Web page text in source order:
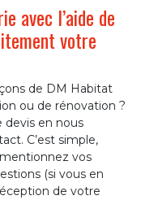
avec l’aide de
votre
de DM Habitat
ou de rénovation ?
devis en nous
C’est simple,
vos
(si vous en
de votre